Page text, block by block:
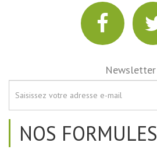
Newsletter
NOS FORMULES